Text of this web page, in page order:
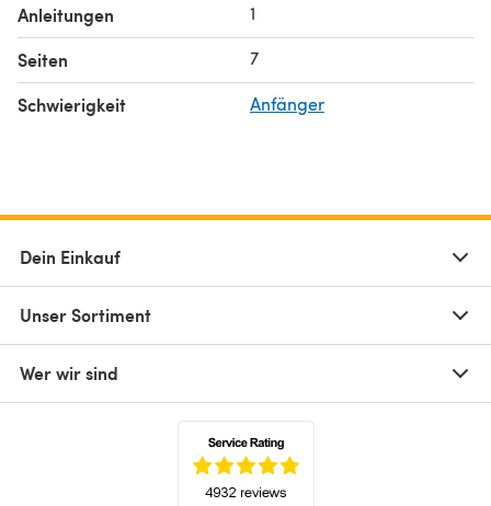
Anleitungen 1
Seiten 7
Schwierigkeit Anfänger
Dein Einkauf
Unser Sortiment
Wer wir sind